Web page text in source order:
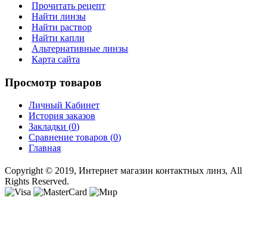
Прочитать рецепт
Найти линзы
Найти раствор
Найти капли
Альтернативные линзы
Карта сайта
Просмотр товаров
Личный Кабинет
История заказов
Закладки (0)
Сравнение товаров (0)
Главная
Copyright © 2019, Интернет магазин контактных линз, All
Rights Reserved.